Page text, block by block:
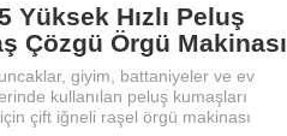
Yüksek Hızlı Peluş
Çözgü Örgü Makinası
giyim, battaniyeler ve ev
kullanılan peluş kumaşları
çift iğneli raşel örgü makinası